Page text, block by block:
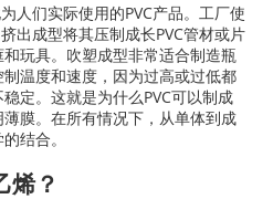
人们实际使用的PVC产品。工厂使
出成型将其压制成长PVC管材或片
玩具。吹塑成型非常适合制造瓶
温度和速度，因为过高或过低都
定。这就是为什么PVC可以制成
膜。在所有情况下，从单体到成
结合。
烯？